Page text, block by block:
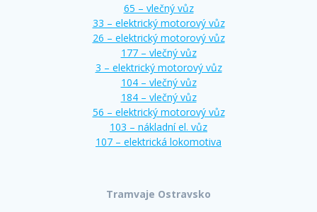
65 – vlečný vůz
33 – elektrický motorový vůz
26 – elektrický motorový vůz
177 – vlečný vůz
3 – elektrický motorový vůz
104 – vlečný vůz
184 – vlečný vůz
56 – elektrický motorový vůz
103 – nákladní el. vůz
107 – elektrická lokomotiva
Tramvaje Ostravsko